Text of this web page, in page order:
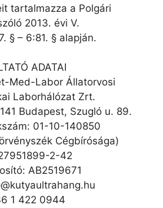
tartalmazza a Polgári
2013. évi V.
§ – 6:81. § alapján.
ADATAI
Med-Labor Állatorvosi
Laborhálózat Zrt.
Budapest, Szugló u. 89.
01-10-140850
Cégbírósága)
2-42
AB2519671
1 422 0944